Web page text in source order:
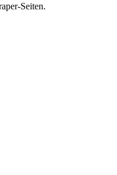
Seiten.